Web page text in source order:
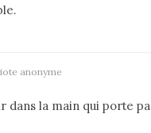
anonyme
dans la main qui porte